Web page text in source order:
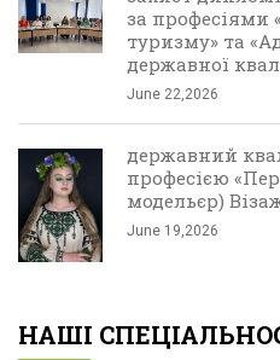
за професіями
туризму» та
державної
June 22,2026
державний
професією
модельєр)
June 19,2026
НАШІ